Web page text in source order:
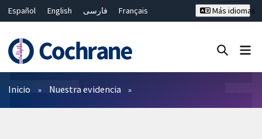
Español English فارسی
Français
Bahasa Malaysia
ไทย 繁體中文
Más idiomas
Filtros
Inicio Nuestra evidencia